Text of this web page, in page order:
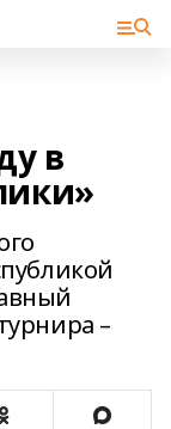
в
–